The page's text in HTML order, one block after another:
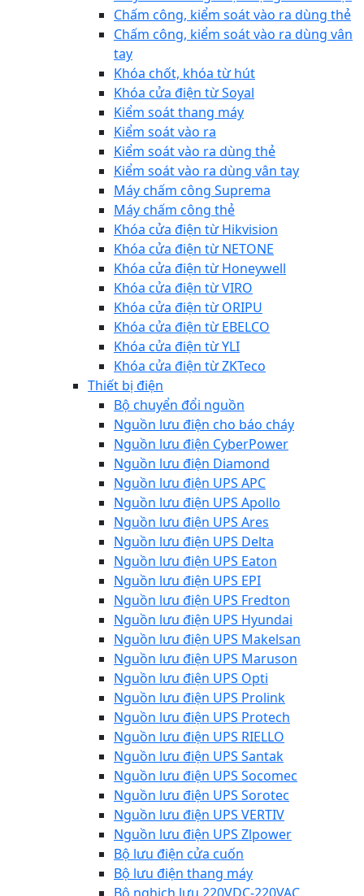
Chấm công, kiểm soát vào ra dùng thẻ
Chấm công, kiểm soát vào ra dùng vân
tay
Khóa chốt, khóa từ hút
Khóa cửa điện từ Soyal
Kiểm soát thang máy
Kiểm soát vào ra
Kiểm soát vào ra dùng thẻ
Kiểm soát vào ra dùng vân tay
Máy chấm công Suprema
Máy chấm công thẻ
Khóa cửa điện từ Hikvision
Khóa cửa điện từ NETONE
Khóa cửa điện từ Honeywell
Khóa cửa điện từ VIRO
Khóa cửa điện từ ORIPU
Khóa cửa điện từ EBELCO
Khóa cửa điện từ YLI
Khóa cửa điện từ ZKTeco
Thiết bị điện
Bộ chuyển đổi nguồn
Nguồn lưu điện cho báo cháy
Nguồn lưu điện CyberPower
Nguồn lưu điện Diamond
Nguồn lưu điện UPS APC
Nguồn lưu điện UPS Apollo
Nguồn lưu điện UPS Ares
Nguồn lưu điện UPS Delta
Nguồn lưu điện UPS Eaton
Nguồn lưu điện UPS EPI
Nguồn lưu điện UPS Fredton
Nguồn lưu điện UPS Hyundai
Nguồn lưu điện UPS Makelsan
Nguồn lưu điện UPS Maruson
Nguồn lưu điện UPS Opti
Nguồn lưu điện UPS Prolink
Nguồn lưu điện UPS Protech
Nguồn lưu điện UPS RIELLO
Nguồn lưu điện UPS Santak
Nguồn lưu điện UPS Socomec
Nguồn lưu điện UPS Sorotec
Nguồn lưu điện UPS VERTIV
Nguồn lưu điện UPS Zlpower
Bộ lưu điện cửa cuốn
Bộ lưu điện thang máy